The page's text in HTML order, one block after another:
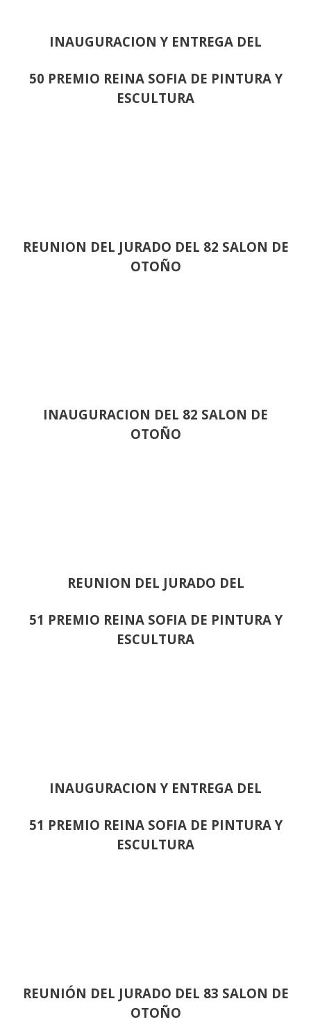
INAUGURACION Y ENTREGA DEL
50 PREMIO REINA SOFIA DE PINTURA Y
ESCULTURA
REUNION DEL JURADO DEL 82 SALON DE
OTOÑO
INAUGURACION DEL 82 SALON DE
OTOÑO
REUNION DEL JURADO DEL
51 PREMIO REINA SOFIA DE PINTURA Y
ESCULTURA
INAUGURACION Y ENTREGA DEL
51 PREMIO REINA SOFIA DE PINTURA Y
ESCULTURA
REUNIÓN DEL JURADO DEL 83 SALON DE
OTOÑO